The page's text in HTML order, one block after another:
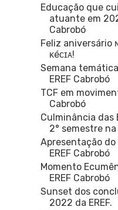
Educação que
atuante em
Cabrobó
Feliz aniversário
ᴋéᴄɪᴀ!
Semana
EREF Cabrobó
TCF em
Cabrobó
Culminância das
2° semestre na
Apresentação do
EREF Cabrobó
Momento
EREF Cabrobó
Sunset dos
2022 da EREF.